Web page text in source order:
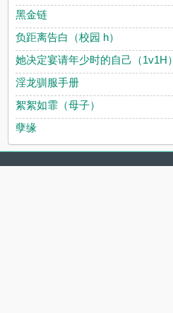
黑金链
负距离告白（校园 h）
她决定宴请年少时的自己（1v1H）
淫龙驯服手册
絮絮如霏（母子）
孽缘